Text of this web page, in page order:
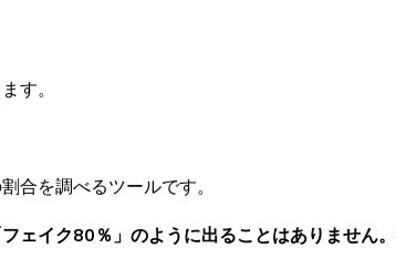
す。
合を調べるツールです。
ェイク80％」のように出ることはありません。